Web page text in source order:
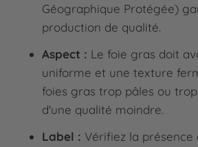
Géographique Protégée)
production de qualité.
Aspect : Le foie gras doit
uniforme et une texture
foies gras trop pâles ou
d'une qualité moindre.
Label : Vérifiez la présence